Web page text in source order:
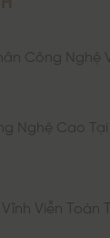
Công Nghệ
Nghệ Cao Tại
Viễn Toàn